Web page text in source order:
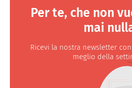
Per te, che non
mai
Ricevi la nostra newsletter
meglio della